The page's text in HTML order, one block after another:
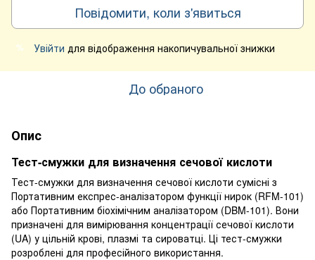
Повідомити, коли з'явиться
% Увійти для відображення накопичувальної знижки
До обраного
Опис
Тест-смужки для визначення сечової кислоти
Тест-смужки для визначення сечової кислоти сумісні з
Портативним експрес-аналізатором функції нирок (RFM-101)
або Портативним біохімічним аналізатором (DBM-101). Вони
призначені для вимірювання концентрації сечової кислоти
(UA) у цільній крові, плазмі та сироватці. Ці тест-смужки
розроблені для професійного використання.